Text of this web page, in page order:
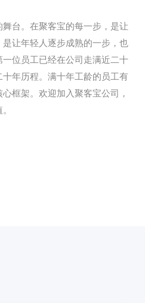
台。在聚客宝的每一步，是让
让年轻人逐步成熟的一步，也
位员工已经在公司走满近二十
年历程。满十年工龄的员工有
框架。欢迎加入聚客宝公司，